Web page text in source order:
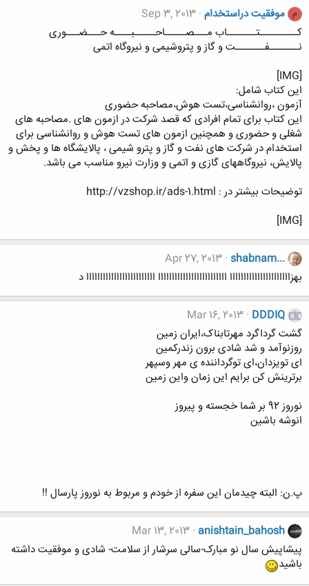
م موفقیت دراستخدام Sep 3, 2013
کـــــــــتـــــــاب مـــصـــــاحـــــبــــه حـــضـــوری
نـــــــفـــــــت و گاز و پتروشیمی و نیروگاه اتمی
[IMG]
این کتاب شامل:
آزمون ،روانشناسی،تست هوش،مصاحبه حضوری
این کتاب برای تمام افرادی که قصد شرکت در ازمون های .مصاحبه های
شغلی و حضوری و همچنین ازمون های تست هوش و روانشناسی برای
استخدام در شرکت های نفت و گاز و پترو شیمی ، پالایشگاه ها و پخش و
پالایش، نیروگاههای گازی و اتمی و وزارت نیرو مناسب می باشد.
توضیحات بیشتر در : http://vzshop.ir/ads-1.html
[IMG]
shabnam...
Apr 27, 2013
بهزاااااااااااااااااااااا ااااااااااااااااااااااااا ااااااااااااااااااااااااا د
DDDIQ
Mar 16, 2013
گشت گرداگرد مهرتابناک،ایران زمین
روزنوآمد و شد شادی برون زندرکمین
ای تویزدان،ای توگرداننده ی مهر وسپهر
برترینش کن برایم این زمان واین زمین
نوروز 92 بر شما خجسته و پیروز
انوشه باشین
پ.ن: البته چیدمان این سفره از خودم و مربوط به نوروز پارسال !!
anishtain_bahosh
Mar 13, 2013
پیشاپیش سال نو مبارک-سالی سرشار از سلامت- شادی و موفقیت داشته
باشید